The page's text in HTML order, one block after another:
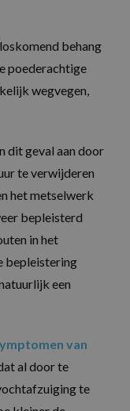
behang
poederachtige
wegvegen,
dit geval aan door
te verwijderen
het metselwerk
bepleisterd
in het
bepleistering
een
van
al door te
te